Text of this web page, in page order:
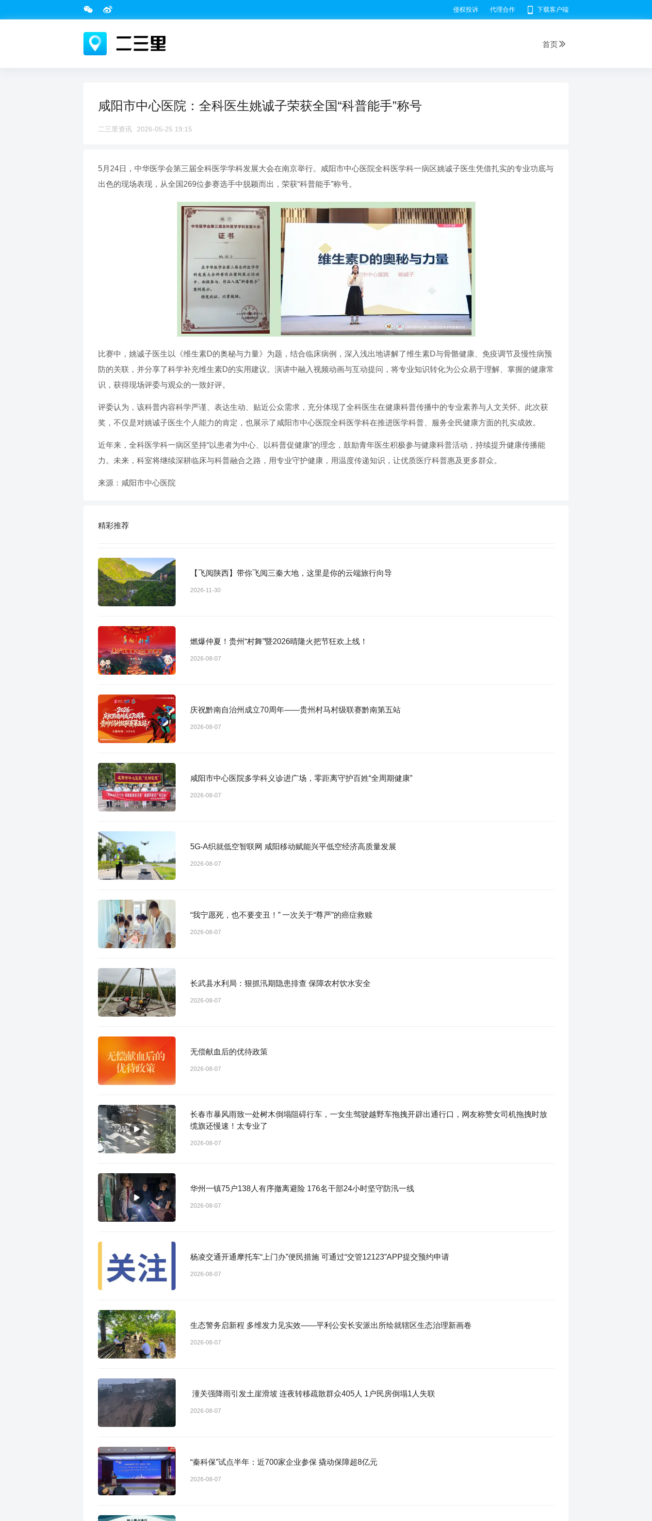
侵权投诉 代理合作 下载客户端
首页
咸阳市中心医院：全科医生姚诚子荣获全国“科普能手”称号
二三里资讯 2026-05-25 19:15
5月24日，中华医学会第三届全科医学学科发展大会在南京举行。咸阳市中心医院全科医学科一病区姚诚子医生凭借扎实的专业功底与
出色的现场表现，从全国269位参赛选手中脱颖而出，荣获“科普能手”称号。
比赛中，姚诚子医生以《维生素D的奥秘与力量》为题，结合临床病例，深入浅出地讲解了维生素D与骨骼健康、免疫调节及慢性病预
防的关联，并分享了科学补充维生素D的实用建议。演讲中融入视频动画与互动提问，将专业知识转化为公众易于理解、掌握的健康常
识，获得现场评委与观众的一致好评。
评委认为，该科普内容科学严谨、表达生动、贴近公众需求，充分体现了全科医生在健康科普传播中的专业素养与人文关怀。此次获
奖，不仅是对姚诚子医生个人能力的肯定，也展示了咸阳市中心医院全科医学科在推进医学科普、服务全民健康方面的扎实成效。
近年来，全科医学科一病区坚持“以患者为中心、以科普促健康”的理念，鼓励青年医生积极参与健康科普活动，持续提升健康传播能
力。未来，科室将继续深耕临床与科普融合之路，用专业守护健康，用温度传递知识，让优质医疗科普惠及更多群众。
来源：咸阳市中心医院
精彩推荐
【飞阅陕西】带你飞阅三秦大地，这里是你的云端旅行向导
2026-11-30
燃爆仲夏！贵州“村舞”暨2026晴隆火把节狂欢上线！
2026-08-07
庆祝黔南自治州成立70周年——贵州村马村级联赛黔南第五站
2026-08-07
咸阳市中心医院多学科义诊进广场，零距离守护百姓“全周期健康”
2026-08-07
5G-A织就低空智联网 咸阳移动赋能兴平低空经济高质量发展
2026-08-07
“我宁愿死，也不要变丑！” 一次关于“尊严”的癌症救赎
2026-08-07
长武县水利局：狠抓汛期隐患排查 保障农村饮水安全
2026-08-07
无偿献血后的优待政策
2026-08-07
长春市暴风雨致一处树木倒塌阻碍行车，一女生驾驶越野车拖拽开辟出通行口，网友称赞女司机拖拽时放
缆旗还慢速！太专业了
2026-08-07
华州一镇75户138人有序撤离避险 176名干部24小时坚守防汛一线
2026-08-07
杨凌交通开通摩托车“上门办”便民措施 可通过“交管12123”APP提交预约申请
2026-08-07
生态警务启新程 多维发力见实效——平利公安长安派出所绘就辖区生态治理新画卷
2026-08-07
潼关强降雨引发土崖滑坡 连夜转移疏散群众405人 1户民房倒塌1人失联
2026-08-07
“秦科保”试点半年：近700家企业参保 撬动保障超8亿元
2026-08-07